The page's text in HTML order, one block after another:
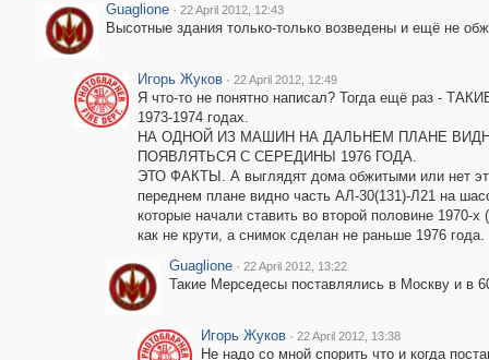
Guaglione · 22 April 2012, 12:43
Высотные здания только-только возведены и ещё не
Игорь Жуков · 22 April 2012, 12:49
Я что-то не понятно написал? Тогда ещё раз
1973-1974 годах.
НА ОДНОЙ ИЗ МАШИН НА ДАЛЬНЕМ ПЛАНЕ
ПОЯВЛЯТЬСЯ С СЕРЕДИНЫ 1976 ГОДА.
ЭТО ФАКТЫ. А выглядят дома обжитыми или нет
переднем плане видно часть АЛ-30(131)-Л21 на
которые начали ставить во второй половине 1970-
как не крути, а снимок сделан не раньше 1976 года.
Guaglione · 22 April 2012, 13:22
Такие Мерседесы поставлялись в Москву и в
Игорь Жуков · 22 April 2012, 13:38
Не надо со мной спорить что и когда